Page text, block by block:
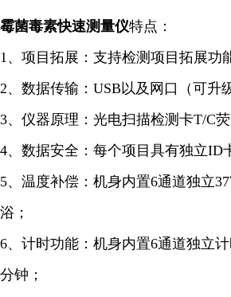
霉菌毒素快速测量仪特点：
1、项目拓展：支持检测项目拓展功
2、数据传输：USB以及网口（可升
3、仪器原理：光电扫描检测卡T/C
4、数据安全：每个项目具有独立ID
5、温度补偿：机身内置6通道独立
浴；
6、计时功能：机身内置6通道独立
分钟；